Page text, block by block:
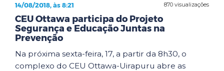
870 visualizações
14/08/2018, às 8:21
CEU Ottawa participa do Projeto
Segurança e Educação Juntas na
Prevenção
Na próxima sexta-feira, 17, a partir da 8h30, o
complexo do CEU Ottawa-Uirapuru abre as